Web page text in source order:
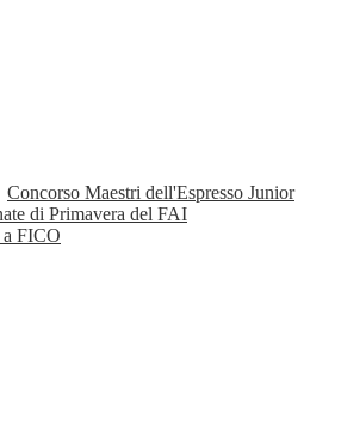
Concorso Maestri dell'Espresso Junior
di Primavera del FAI
a FICO